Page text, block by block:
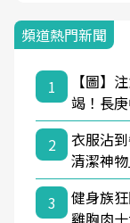
頻道熱門新聞
1
【圖】
竭！長
2
衣服沾
清潔神
3
健身族
雞胸肉